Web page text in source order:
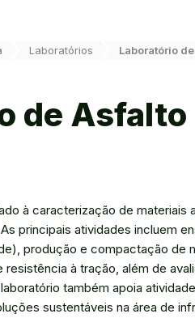
Laboratórios Laboratório
de Asfalto
à caracterização de
principais atividades incluem
produção e compactação de
resistência à tração, além de
também apoia
sustentáveis na área de